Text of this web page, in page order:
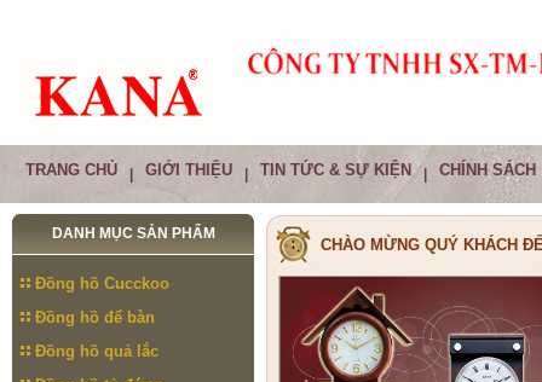
TRANG CHỦ GIỚI THIỆU TIN TỨC & SỰ KIỆN CHÍNH SÁCH
DANH MỤC SẢN PHẨM
Đồng hồ Cucckoo
Đồng hồ để bàn
Đồng hồ quả lắc
CHÀO MỪNG QUÝ KHÁCH